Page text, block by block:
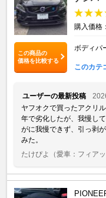
この商品の
価格を比較する
購入価格
ボディパ
このカテ
ユーザーの最新投稿
ヤフオクで買ったアクリ
年で劣化したが、我慢し
がに我慢できず、引っ剥
みた。
たけぴよ
（愛車：フィア